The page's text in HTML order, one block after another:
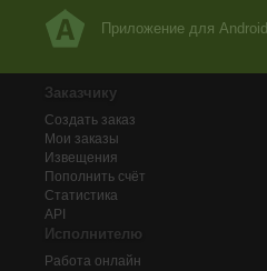
Приложение для Android
Заказчику
Создать заказ
Мои заказы
Извещения
Пополнить счёт
Статистика
API
Исполнителю
Работа онлайн